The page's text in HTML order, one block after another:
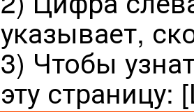
указывает,
3) Чтобы
эту страницу: